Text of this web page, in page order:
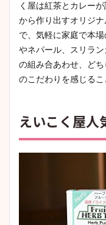
く屋は紅茶とカレー
から作り出すオリジ
で、気軽に家庭で本
やネパール、スリラ
の組み合あわせ、ど
のこだわりを感じるこ
えいこく屋人